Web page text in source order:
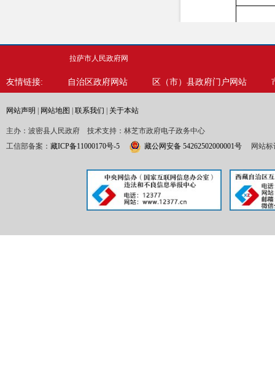
拉萨市人民政府网
友情链接: 自治区政府网站 区（市）县政府门户网站
网站声明 网站地图 联系我们 关于本站
主办：波密县人民政府 技术支持：林芝市政府电子政务中心
工信部备案： 藏ICP备11000170号-5 藏公网安备 54262502000001号 网站标